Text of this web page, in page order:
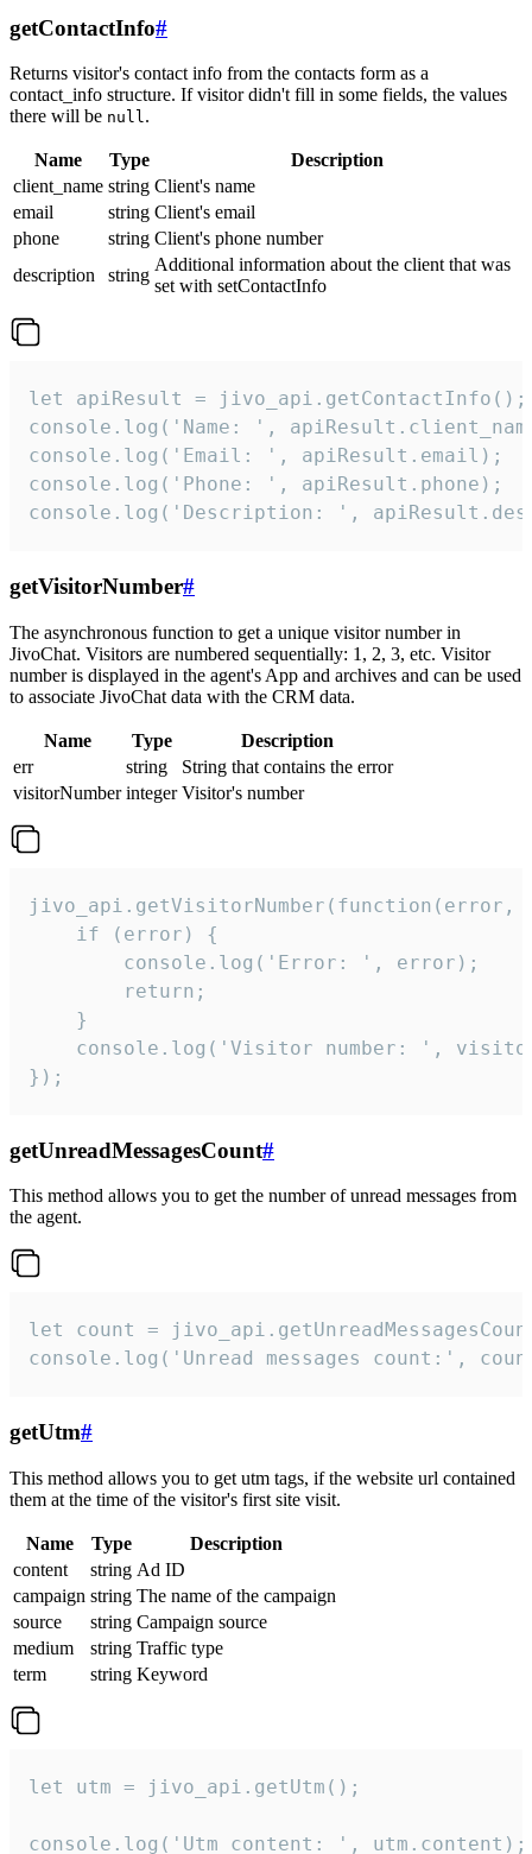
getContactInfo#
Returns visitor's contact info from the contacts form as a
contact_info structure. If visitor didn't fill in some fields, the values
there will be null.
Name Type
Description
client_name string Client's name
email
string Client's email
phone
string Client's phone number
description
string
Additional information about the client that was
set with setContactInfo
let apiResult = jivo_api.getContactInfo();
console.log('Name: ',
console.log('Email: ', apiResult.email);
console.log('Phone: ', apiResult.phone);
console.log('Description: ',
getVisitorNumber#
The asynchronous function to get a unique visitor number in
JivoChat. Visitors are numbered sequentially: 1, 2, 3, etc. Visitor
number is displayed in the agent's App and archives and can be used
to associate JivoChat data with the CRM data.
Name Type
Description
err
string
String that contains the error
visitorNumber integer Visitor's number
jivo_api.getVisitorNumber(function(error,
    if (error) {
        console.log('Error: ', error);
        return;
    }
console.log('Visitor number: ',
});
getUnreadMessagesCount#
This method allows you to get the number of unread messages from
the agent.
let count =
console.log('Unread messages count:',
getUtm#
This method allows you to get utm tags, if the website url contained
them at the time of the visitor's first site visit.
Name Type
Description
content
string Ad ID
campaign string The name of the campaign
source
string Campaign source
medium
string Traffic type
term
string Keyword
let utm = jivo_api.getUtm();
console.log('Utm content: ', utm.content);